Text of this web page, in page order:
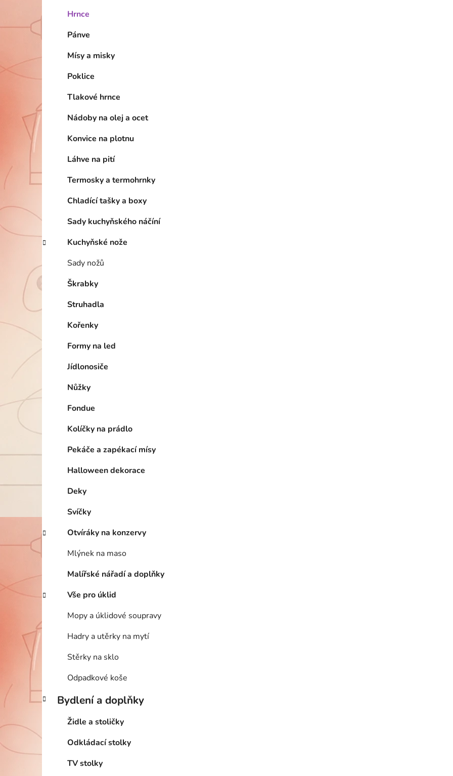
Hrnce
Pánve
Mísy a misky
Poklice
Tlakové hrnce
Nádoby na olej a ocet
Konvice na plotnu
Láhve na pití
Termosky a termohrnky
Chladící tašky a boxy
Sady kuchyňského náčíní
Kuchyňské nože
Sady nožů
Škrabky
Struhadla
Kořenky
Formy na led
Jídlonosiče
Nůžky
Fondue
Kolíčky na prádlo
Pekáče a zapékací mísy
Halloween dekorace
Deky
Svíčky
Otvíráky na konzervy
Mlýnek na maso
Malířské nářadí a doplňky
Vše pro úklid
Mopy a úklidové soupravy
Hadry a utěrky na mytí
Stěrky na sklo
Odpadkové koše
Bydlení a doplňky
Židle a stoličky
Odkládací stolky
TV stolky